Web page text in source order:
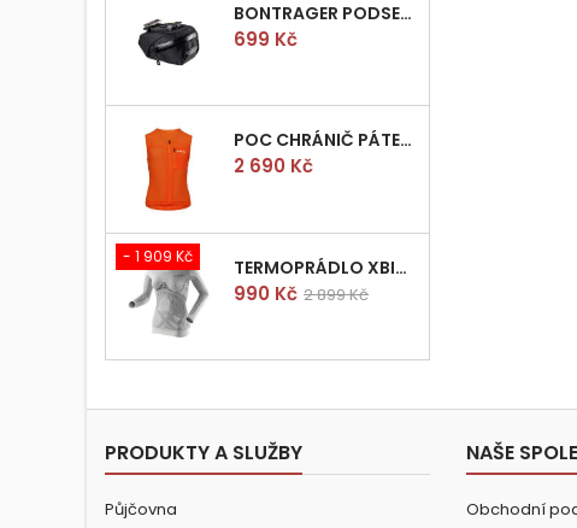
BONTRAGER PODSEDLOVÁ BRAŠNIČKA PRO QUICK S
Cena
699 Kč
POC CHRÁNIČ PÁTEŘE POCITO VPD AIR VEST VEL.M
Cena
2 690 Kč
- 1 909 Kč TERMOPRÁDLO XBIONIC RADIACTOR WOMAN SHIRT LONGS L/XL
Cena
990 Kč Běžná
2 899 Kč
PRODUKTY A SLUŽBY
Půjčovna
NAŠE
Obchodní